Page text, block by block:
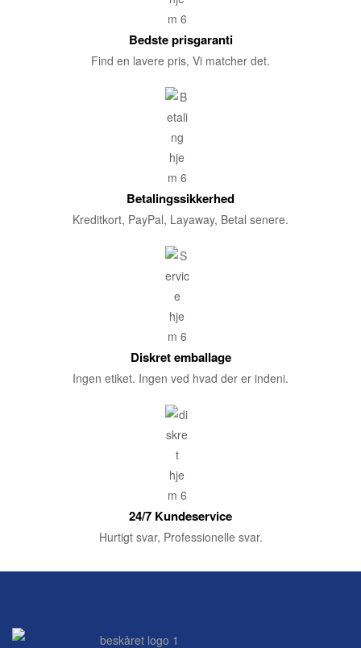
Bedste prisgaranti
Find en lavere pris, Vi matcher det.
Betalingssikkerhed
Kreditkort, PayPal, Layaway, Betal senere.
Diskret emballage
Ingen etiket. Ingen ved hvad der er indeni.
24/7 Kundeservice
Hurtigt svar, Professionelle svar.